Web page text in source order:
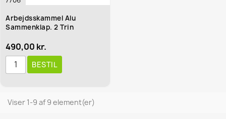
Arbejdsskammel Alu
Sammenklap. 2 Trin
490,00 kr.
BESTIL
Viser 1-9 af 9 element(er)